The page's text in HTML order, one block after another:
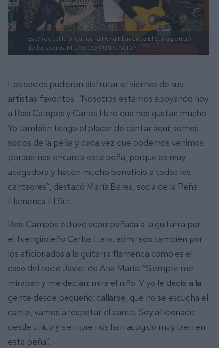
Este recital lo organizó la Peña Flamenca El Sur a petición
de los socios. MIJAS COMUNICACIÓN
Los socios pudieron disfrutar el viernes de sus
artistas favoritos. “Nosotros estamos apoyando hoy
a Rosi Campos y Carlos Haro que nos gustan mucho.
Yo también tengo el placer de cantar aquí; somos
socios de la peña y cada vez que podemos venimos
porque nos encanta esta peña, porque es muy
acogedora y hacen mucho beneficio a todos los
cantaores”, destacó María Barea, socia de la Peña
Flamenca El Sur.
Rosi Campos estuvo acompañada a la guitarra por
el fuengiroleño Carlos Haro, admirado también por
los aficionados a la guitarra flamenca como es el
caso del socio Javier de Ana María: “Siempre me
miraban y me decían: mira el niño. Y yo le decía a la
gente desde pequeño: callarse, que no se escucha el
cante, vamos a respetar el cante. Soy aficionado
desde chico y siempre nos han acogido muy bien en
esta peña”.